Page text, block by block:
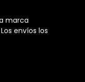
marca
envíos los